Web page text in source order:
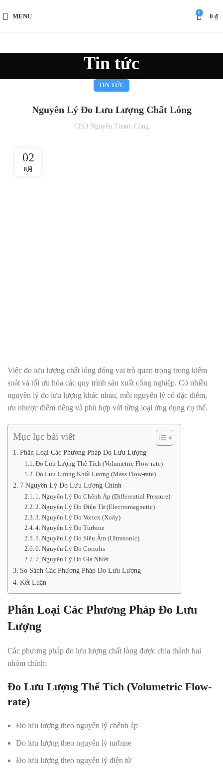
MENU
0
0 ₫
Tin tức
TIN TỨC
Nguyên Lý Đo Lưu Lượng Chất Lỏng
CEO Nguyễn Thành Công
02
8月
Việc đo lưu lượng chất lỏng đóng vai trò quan trọng trong kiểm
soát và tối ưu hóa các quy trình sản xuất công nghiệp. Có nhiều
nguyên lý đo lưu lượng khác nhau, mỗi nguyên lý có đặc điểm,
ưu nhược điểm riêng và phù hợp với từng loại ứng dụng cụ thể.
Mục lục bài viết
Phân Loại Các Phương Pháp Đo Lưu Lượng
Đo Lưu Lượng Thể Tích (Volumetric Flow-rate)
Đo Lưu Lượng Khối Lượng (Mass Flow-rate)
7 Nguyên Lý Đo Lưu Lượng Chính
1. Nguyên Lý Đo Chênh Áp (Differential Pressure)
2. Nguyên Lý Đo Điện Từ (Electromagnetic)
3. Nguyên Lý Đo Vortex (Xoáy)
4. Nguyên Lý Đo Turbine
5. Nguyên Lý Đo Siêu Âm (Ultrasonic)
6. Nguyên Lý Đo Coriolis
7. Nguyên Lý Đo Gia Nhiệt
So Sánh Các Phương Pháp Đo Lưu Lượng
Kết Luận
Phân Loại Các Phương Pháp Đo Lưu
Lượng
Các phương pháp đo lưu lượng chất lỏng được chia thành hai
nhóm chính:
Đo Lưu Lượng Thể Tích (Volumetric Flow-
rate)
Đo lưu lượng theo nguyên lý chênh áp
Đo lưu lượng theo nguyên lý turbine
Đo lưu lượng theo nguyên lý điện từ